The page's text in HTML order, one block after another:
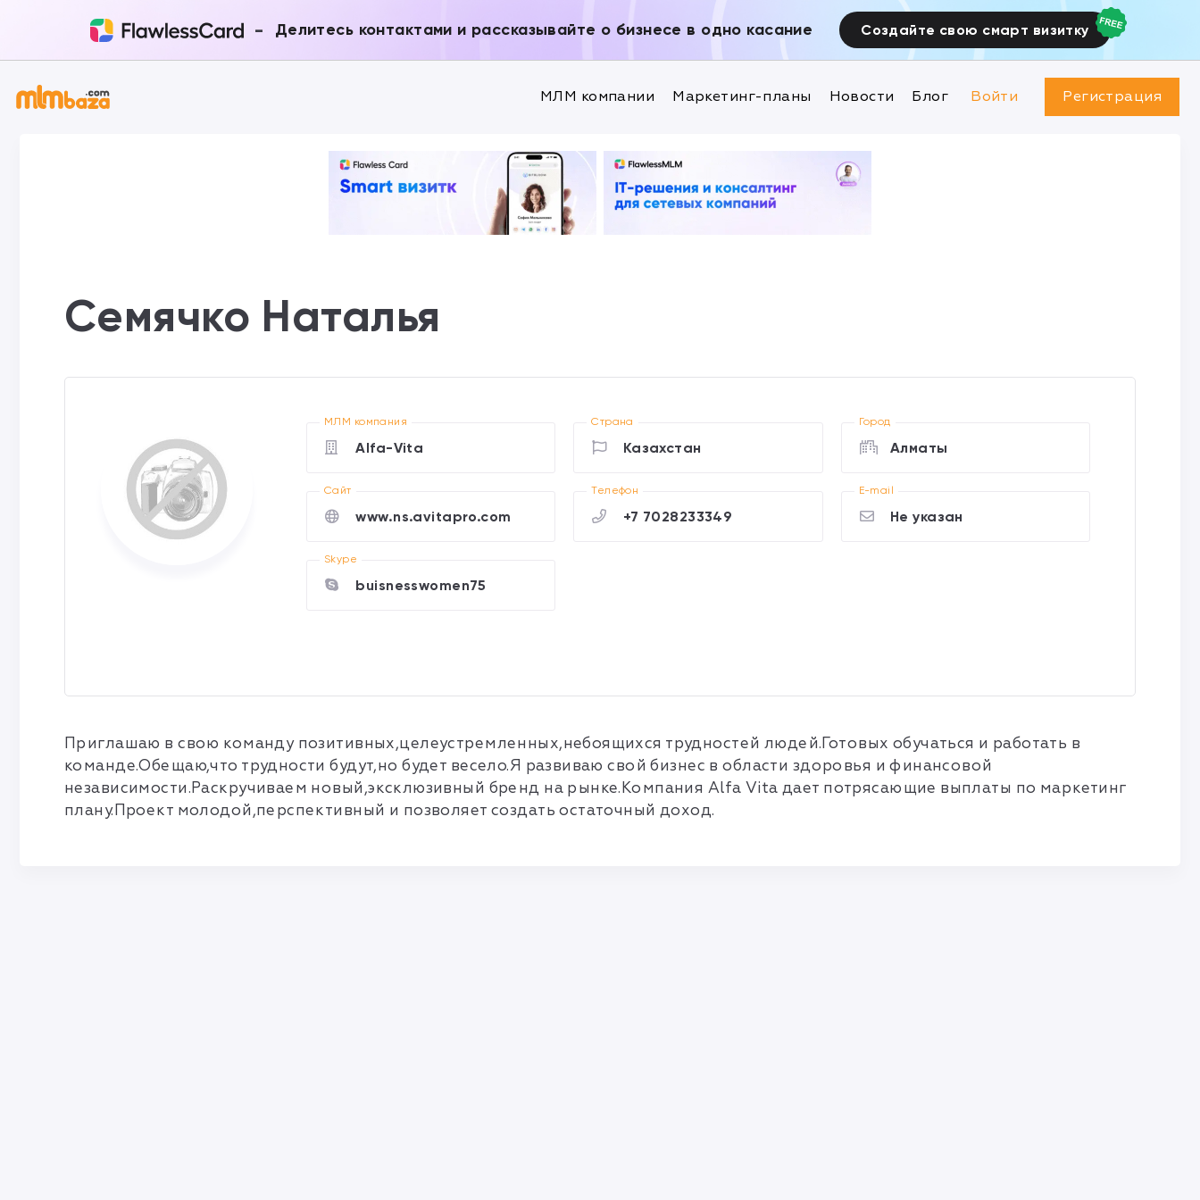
- Делитесь контактами и рассказывайте о бизнесе в одно касание Создайте свою смарт визитку
МЛМ компании Маркетинг-планы Новости Блог Войти Регистрация
Семячко Наталья
МЛМ компания
Alfa-Vita
Страна
Казахстан
Город
Алматы
Cайт
www.ns.avitapro.com
Телефон
+7 7028233349
E-mail
Не указан
Skype
buisnesswomen75
Приглашаю в свою команду позитивных,целеустремленных,небоящихся трудностей людей.Готовых обучаться и работать в
команде.Обещаю,что трудности будут,но будет весело.Я развиваю свой бизнес в области здоровья и финансовой
независимости.Раскручиваем новый,эксклюзивный бренд на рынке.Компания Аlfa Vita дает потрясающие выплаты по маркетинг
плану.Проект молодой,перспективный и позволяет создать остаточный доход.